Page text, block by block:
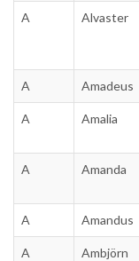
A Alvaster
A Amadeus
A Amalia
A Amanda
A Amandus
A Ambjörn